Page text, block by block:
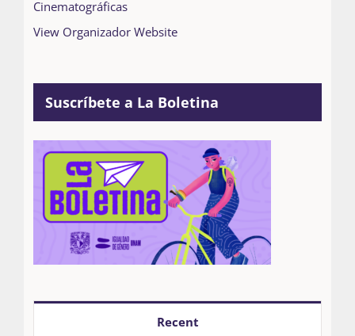
Cinematográficas
View Organizador Website
Suscríbete a La Boletina
Recent